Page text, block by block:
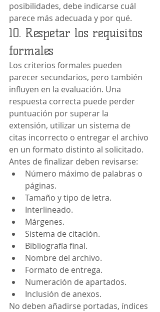
posibilidades, debe indicarse cuál
parece más adecuada y por qué.
10. Respetar los requisitos
formales
Los criterios formales pueden
parecer secundarios, pero también
influyen en la evaluación. Una
respuesta correcta puede perder
puntuación por superar la
extensión, utilizar un sistema de
citas incorrecto o entregar el archivo
en un formato distinto al solicitado.
Antes de finalizar deben revisarse:
Número máximo de palabras o
páginas.
Tamaño y tipo de letra.
Interlineado.
Márgenes.
Sistema de citación.
Bibliografía final.
Nombre del archivo.
Formato de entrega.
Numeración de apartados.
Inclusión de anexos.
No deben añadirse portadas, índices